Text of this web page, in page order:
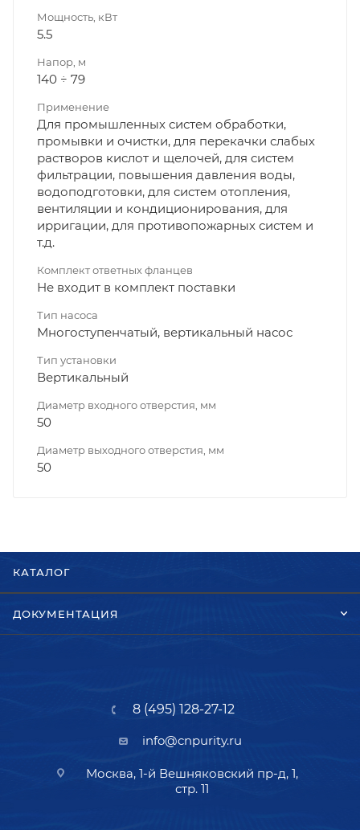
Мощность, кВт
5.5
Напор, м
140 ÷ 79
Применение
Для промышленных систем обработки,
промывки и очистки, для перекачки слабых
растворов кислот и щелочей, для систем
фильтрации, повышения давления воды,
водоподготовки, для систем отопления,
вентиляции и кондиционирования, для
ирригации, для противопожарных систем и
т.д.
Комплект ответных фланцев
Не входит в комплект поставки
Тип насоса
Многоступенчатый, вертикальный насос
Тип установки
Вертикальный
Диаметр входного отверстия, мм
50
Диаметр выходного отверстия, мм
50
КАТАЛОГ
ДОКУМЕНТАЦИЯ
8 (495) 128-27-12
info@cnpurity.ru
Москва, 1-й Вешняковский пр-д, 1,
стр. 11